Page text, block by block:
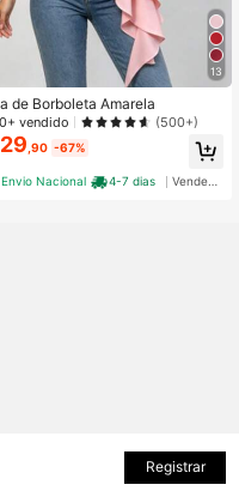
13
de Borboleta Amarela
vendido (500+)
29,90 -67%
Envio Nacional 4-7 dias
CARRINHO Registrar